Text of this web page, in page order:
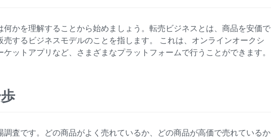
何かを理解することから始めましょう。転売ビジネスとは、商品を安価で
売するビジネスモデルのことを指します。 これは、オンラインオークシ
ケットアプリなど、さまざまなプラットフォームで行うことができます。
調査です。どの商品がよく売れているか、どの商品が高価で売れているか